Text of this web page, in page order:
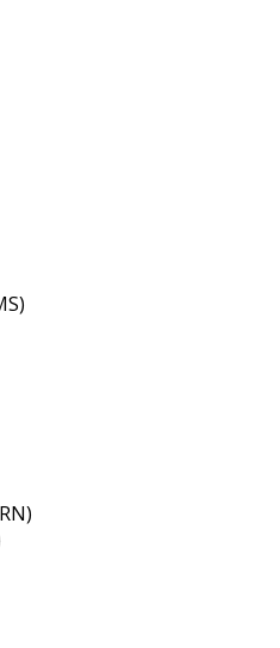
deterioração. o
combina a força do
do aço carbono
eficaz contra
a vida útil
o que o
externas e em
: devido à sua
aço galvanizado
em
não tratado.